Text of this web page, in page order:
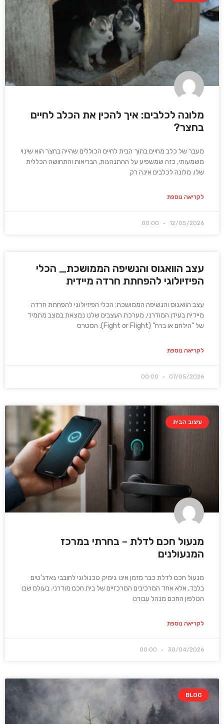
מלונה לכלבים: איך להכין את הכלב לחיים
בחצר?
מעבר של כלב מחיים בתוך הבית לחיים הכוללים שהייה בחצר הוא שינוי
משמעותי, כזה שמשפיע על ההתנהגות, הבריאות והתחושה הכללית
שלו. מלונה לכלבים אינה רק
לקריאה נוספת
12/05/2026
עצב הוואגוס והנשיפה הממושכת_ הכלי
הפיזיולוגי להפחתת חרדה מיידית
עצב הוואגוס והנשיפה הממושכת: הכלי הפיזיולוגי להפחתת חרדה
מיידית בעידן המודרני, מערכת העצבים שלנו נמצאת במצב מתמיד
של "הילחם או ברח" (Fight or Flight). הסטרס
לקריאה נוספת
07/05/2026
עיצוב הבית
מנעול חכם לדלת – בחרתי במרכז
המנעולנים
מנעול חכם לדלת כבר מזמן אינו גימיק טכנולוגי לחובבי גאדג'טים
בלבד, אלא אחד המרכיבים המרכזיים של בית חכם מודרני. בעולם שבו
הטלפון החכם מנהל עבורנו
לקריאה נוספת
30/04/2026
BLOG